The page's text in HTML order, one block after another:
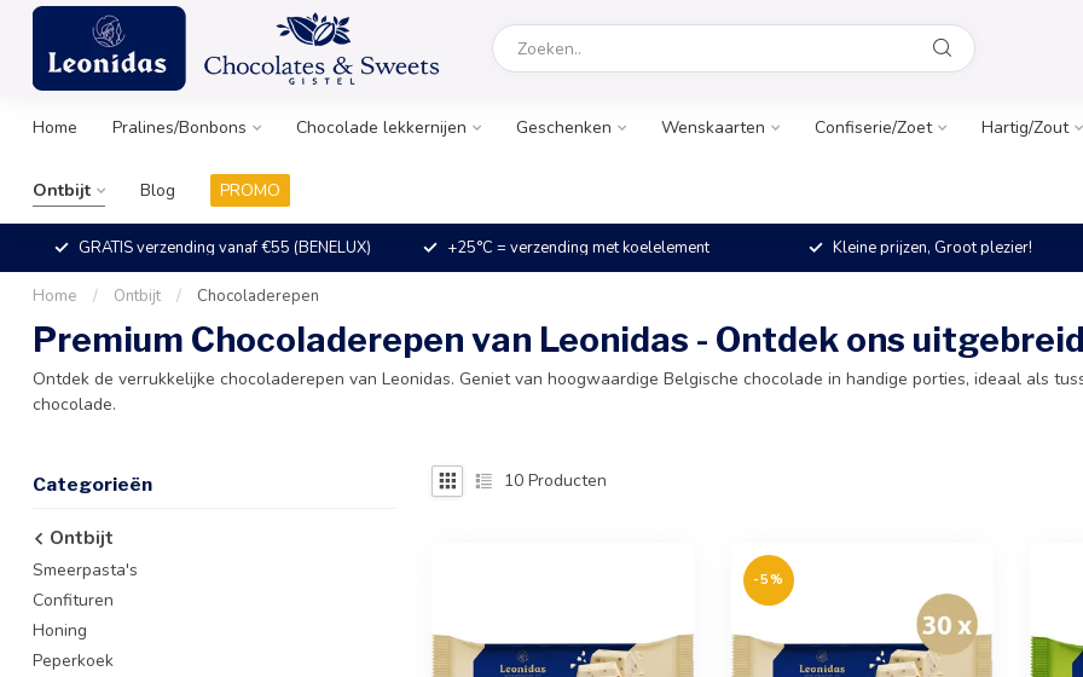
Home Pralines/Bonbons Chocolade lekkernijen Geschenken Wenskaarten Confiserie/Zoet Hartig/Zout
Ontbijt Blog PROMO
GRATIS verzending vanaf €55 (BENELUX) +25°C = verzending met koelelement Kleine prijzen, Groot plezier!
Home / Ontbijt / Chocoladerepen
Premium Chocoladerepen van Leonidas - Ontdek ons
Ontdek de verrukkelijke chocoladerepen van Leonidas. Geniet van hoogwaardige Belgische chocolade in handige porties, ideaal als
chocolade.
Categorieën
Ontbijt
Smeerpasta's
Confituren
Honing
Peperkoek
10 Producten
-5%